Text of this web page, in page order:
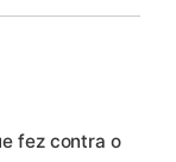
fez contra o